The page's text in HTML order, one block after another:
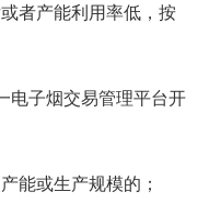
者产能利用率低，按
电子烟交易管理平台开
能或生产规模的；